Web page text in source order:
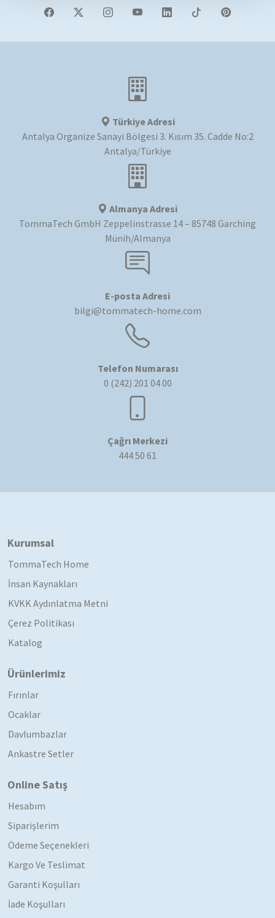
Türkiye Adresi
Antalya Organize Sanayi Bölgesi 3. Kısım 35. Cadde No:2
Antalya/Türkiye
Almanya Adresi
TommaTech GmbH Zeppelinstrasse 14 – 85748 Garching
Münih/Almanya
E-posta Adresi
bilgi@tommatech-home.com
Telefon Numarası
0 (242) 201 04 00
Çağrı Merkezi
444 50 61
Kurumsal
TommaTech Home
İnsan Kaynakları
KVKK Aydınlatma Metni
Çerez Politikası
Katalog
Ürünlerimiz
Fırınlar
Ocaklar
Davlumbazlar
Ankastre Setler
Online Satış
Hesabım
Siparişlerim
Ödeme Seçenekleri
Kargo Ve Teslimat
Garanti Koşulları
İade Koşulları